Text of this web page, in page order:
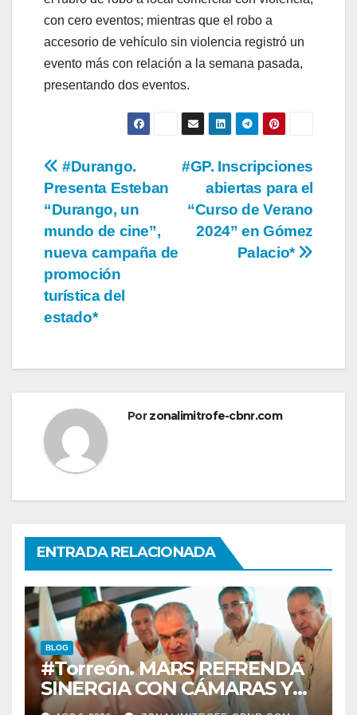
con cero eventos; mientras que el robo a
accesorio de vehículo sin violencia registró un
evento más con relación a la semana pasada,
presentando dos eventos.
Navegación
de
entradas
#GP. Inscripciones
abiertas para el
“Curso de Verano
2024” en Gómez
Palacio*
#Durango.
Presenta Esteban
“Durango, un
mundo de cine”,
nueva campaña de
promoción
turística del
estado*
Porzonalimitrofe-cbnr.com
ENTRADA RELACIONADA
BLOG
#Torreón. MARS REFRENDA
SINERGIA CON CÁMARAS Y
ORGANISMOS, EN BENEFICIO